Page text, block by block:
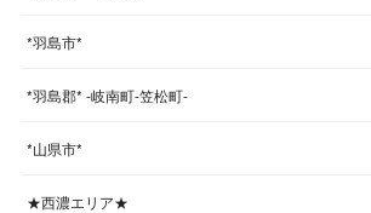
*羽島市*
*羽島郡* -岐南町-笠松町-
*山県市*
★西濃エリア★